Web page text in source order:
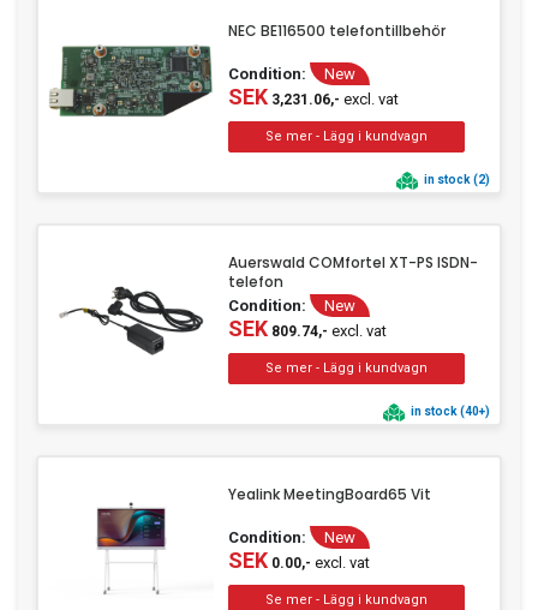
NEC BE116500 telefontillbehör
Condition: New
SEK3,231.06,- excl. vat
in stock (2)
Auerswald COMfortel XT-PS ISDN-
telefon
Condition: New
SEK809.74,- excl. vat
in stock (40+)
Yealink MeetingBoard65 Vit
Condition: New
SEK0.00,- excl. vat